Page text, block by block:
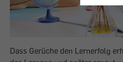
Dass Gerüche den Lernerfolg